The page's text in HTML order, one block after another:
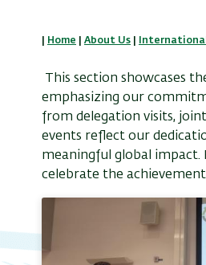
Home About Us
This section showcases
emphasizing our
from delegation visits,
events reflect our
meaningful global
celebrate the